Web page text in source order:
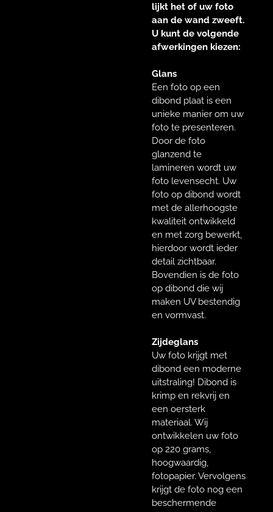
lijkt het of uw foto
aan de wand zweeft.
U kunt de volgende
afwerkingen kiezen:
Glans
Een foto op een
dibond plaat is een
unieke manier om uw
foto te presenteren.
Door de foto
glanzend te
lamineren wordt uw
foto levensecht. Uw
foto op dibond wordt
met de allerhoogste
kwaliteit ontwikkeld
en met zorg bewerkt,
hierdoor wordt ieder
detail zichtbaar.
Bovendien is de foto
op dibond die wij
maken UV bestendig
en vormvast.
Zijdeglans
Uw foto krijgt met
dibond een moderne
uitstraling! Dibond is
krimp en rekvrij en
een oersterk
materiaal. Wij
ontwikkelen uw foto
op 220 grams,
hoogwaardig,
fotopapier. Vervolgens
krijgt de foto nog een
beschermende